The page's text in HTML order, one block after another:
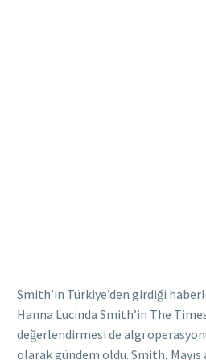
Smith’in Türkiye’den girdiği
Hanna Lucinda Smith’in The
değerlendirmesi de algı
olarak gündem oldu. Smith, Mayıs